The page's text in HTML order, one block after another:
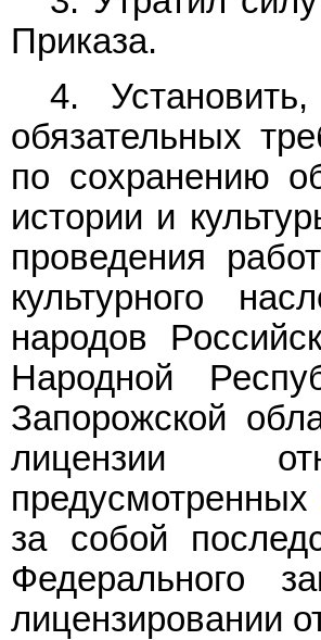
Приказа.
4.
обязательных
по сохранению
истории и
проведения
культурного
народов
Народной
Запорожской
лицензии
предусмотренных
за собой
лицензировании